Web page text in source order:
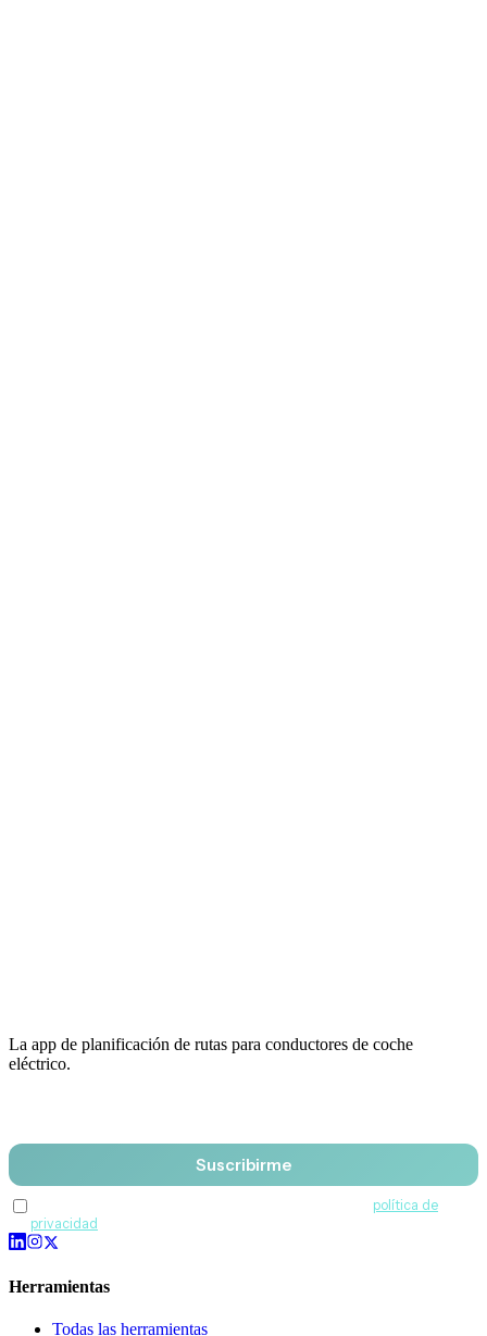
La app de planificación de rutas para conductores de coche
eléctrico.
Suscribirme
política de
privacidad
Herramientas
Todas las herramientas